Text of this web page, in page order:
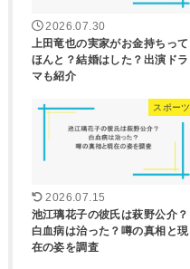
2026.07.30
上田竜也の実家がお金持ちって
ほんと？結婚はした？出演ドラ
マも紹介
スポーツ
2026.07.15
池江璃花子の彼氏は萩野公介？
白血病は治った？噂の真相と現
在の姿を調査